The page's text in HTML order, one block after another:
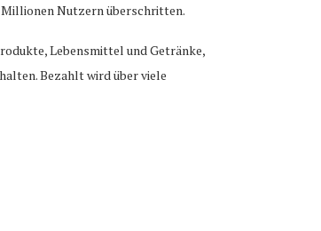
Millionen Nutzern überschritten.
Lebensmittel und Getränke,
Bezahlt wird über viele